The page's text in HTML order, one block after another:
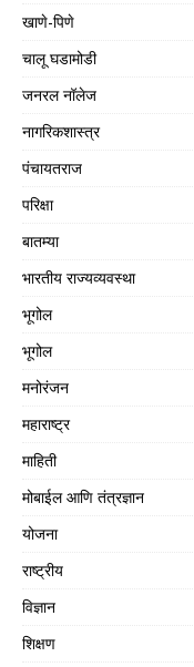
खाणे-पिणे
चालू घडामोडी
जनरल नॉलेज
नागरिकशास्त्र
पंचायतराज
परिक्षा
बातम्या
भारतीय राज्यव्यवस्था
भूगोल
भूगोल
मनोरंजन
महाराष्ट्र
माहिती
मोबाईल आणि तंत्रज्ञान
योजना
राष्ट्रीय
विज्ञान
शिक्षण